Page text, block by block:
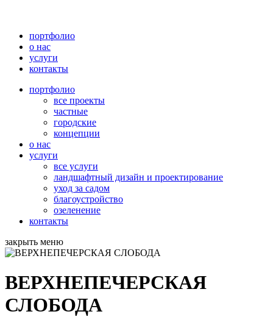
портфолио
о нас
услуги
контакты
портфолио
все проекты
частные
городские
концепции
о нас
услуги
все услуги
ландшафтный дизайн и проектирование
уход за садом
благоустройство
озеленение
контакты
закрыть меню
ВЕРХНЕПЕЧЕРСКАЯ
СЛОБОДА